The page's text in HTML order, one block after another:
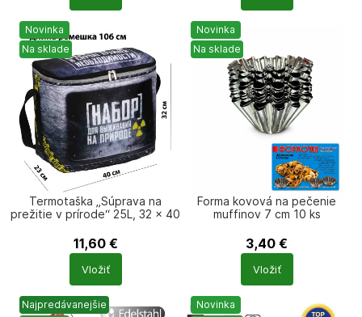
Novinka
Na sklade
Termotaška „Súprava na
prežitie v prírode“ 25L, 32 × 40
11,60 €
Počet
produktů
Vložiť
Novinka
Na sklade
Forma kovová na pečenie
muffinov 7 cm 10 ks
3,40 €
Počet
produktů
Vložiť
Najpredávanejšie
Novinka